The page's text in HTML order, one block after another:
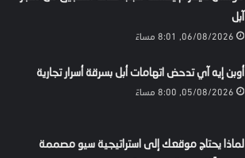
آبل
06/08/2026, 8:01 مساءً
أوبن إيه آي تدحض اتهامات أبل بسرقة أسرار تجارية
05/08/2026, 8:00 مساءً
لماذا يحتاج موقعك إلى استراتيجية سيو مصممة